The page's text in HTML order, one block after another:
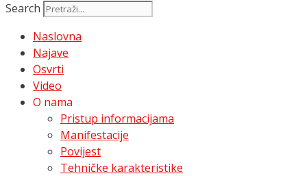
Search
Naslovna
Najave
Osvrti
Video
O nama
Pristup informacijama
Manifestacije
Povijest
Tehničke karakteristike